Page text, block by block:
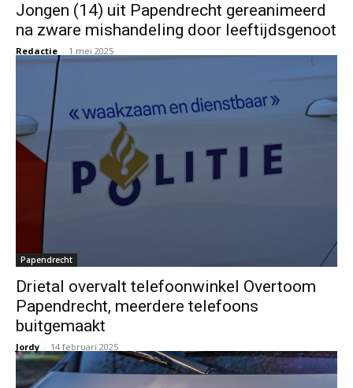
Jongen (14) uit Papendrecht gereanimeerd
na zware mishandeling door leeftijdsgenoot
Redactie - 1 mei 2025
Papendrecht
Drietal overvalt telefoonwinkel Overtoom
Papendrecht, meerdere telefoons
buitgemaakt
Jordy - 14 februari 2025